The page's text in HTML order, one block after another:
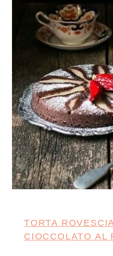
TORTA
CIOCCOLATO AL